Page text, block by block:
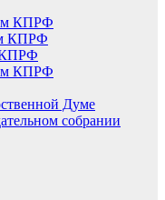
КПРФ
КПРФ
КПРФ
КПРФ
Думе
собрании